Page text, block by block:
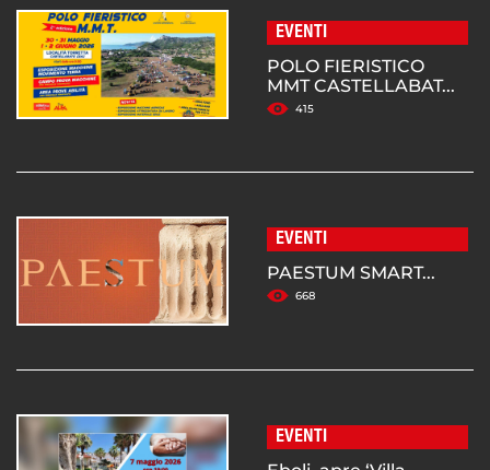
EVENTI
POLO FIERISTICO
MMT CASTELLABAT...
415
EVENTI
PAESTUM SMART...
668
EVENTI